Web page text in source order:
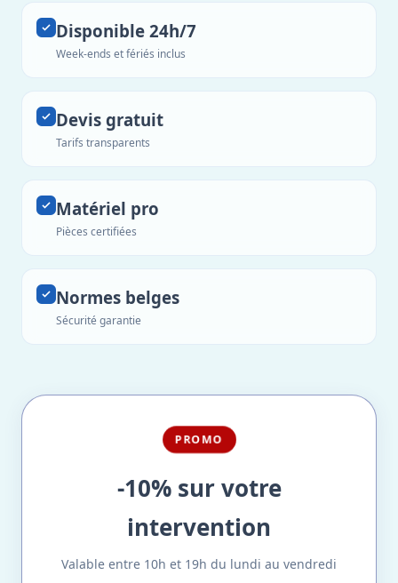
Disponible 24h/7
Week-ends et fériés inclus
Devis gratuit
Tarifs transparents
Matériel pro
Pièces certifiées
Normes belges
Sécurité garantie
PROMO
-10% sur votre
intervention
Valable entre 10h et 19h du lundi au vendredi